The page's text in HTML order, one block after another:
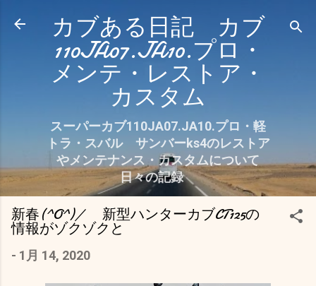
スキップしてメイン コンテンツに移動
カブある日記 カブ
110JA07.JA10.プロ・
メンテ・レストア・
カスタム
スーパーカブ110JA07.JA10.プロ・軽
トラ・スバル サンバーks4のレストア
やメンテナンス・カスタムについて
日々の記録
新春(^O^)／ 新型ハンターカブCT125の
情報がゾクゾクと
- 1月 14, 2020